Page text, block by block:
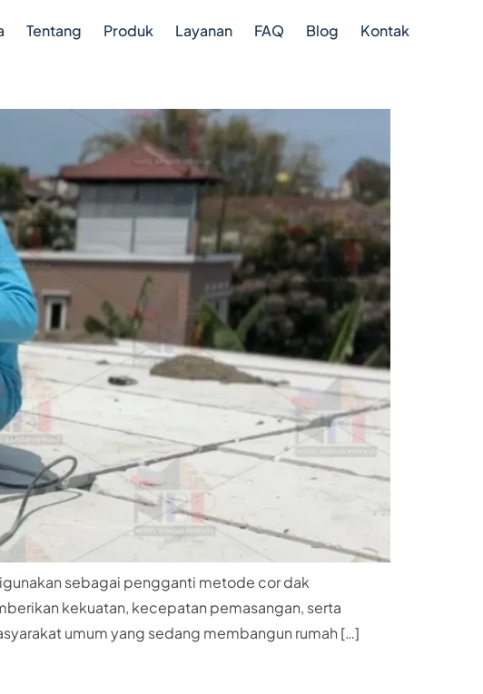
Tentang Produk Layanan FAQ Blog Kontak
sebagai pengganti metode cor dak
kekuatan, kecepatan pemasangan, serta
umum yang sedang membangun rumah […]